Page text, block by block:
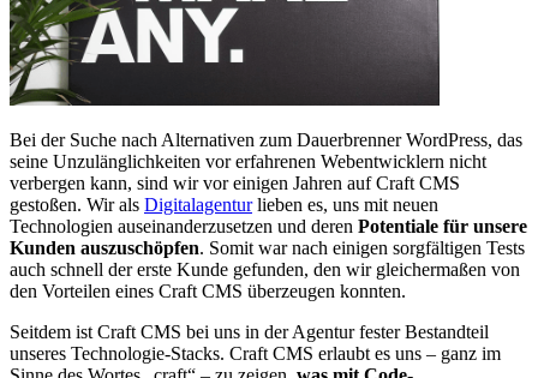
Bei der Suche nach Alternativen zum Dauerbrenner WordPress, das
seine Unzulänglichkeiten vor erfahrenen Webentwicklern nicht
verbergen kann, sind wir vor einigen Jahren auf Craft CMS
gestoßen. Wir als Digitalagenturlieben es, uns mit neuen
Technologien auseinanderzusetzen und deren Potentiale für unsere
Kunden auszuschöpfen. Somit war nach einigen sorgfältigen Tests
auch schnell der erste Kunde gefunden, den wir gleichermaßen von
den Vorteilen eines Craft CMS überzeugen konnten.
Seitdem ist Craft CMS bei uns in der Agentur fester Bestandteil
unseres Technologie-Stacks. Craft CMS erlaubt es uns – ganz im